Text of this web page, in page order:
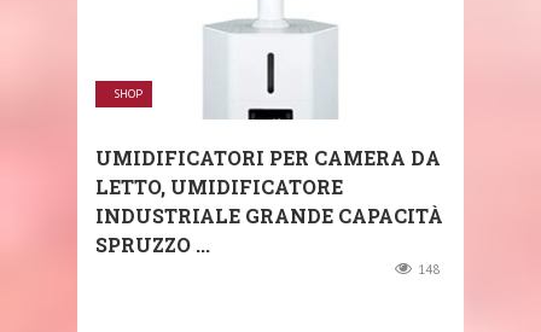
SHOP
UMIDIFICATORI PER CAMERA DA
LETTO, UMIDIFICATORE
INDUSTRIALE GRANDE CAPACITÀ
SPRUZZO ...
148